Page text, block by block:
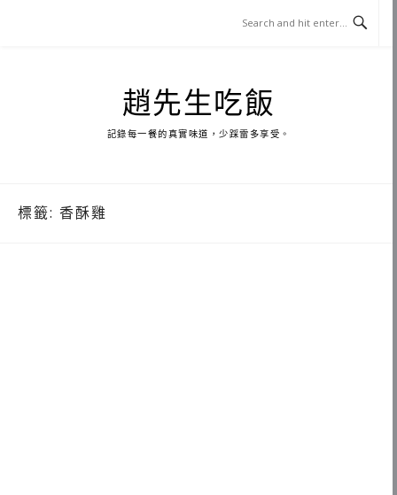
趙先生吃飯
記錄每一餐的真實味道，少踩雷多享受。
標籤: 香酥雞